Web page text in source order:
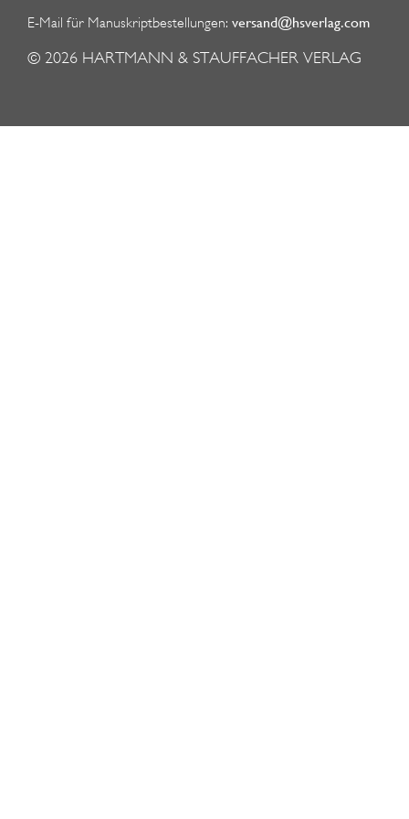
E-Mail für Manuskriptbestellungen: versand@hsverlag.com
© 2026 HARTMANN & STAUFFACHER VERLAG